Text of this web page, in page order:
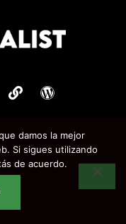
damos la mejor
Si sigues utilizando
de acuerdo.